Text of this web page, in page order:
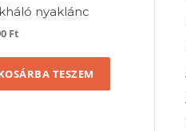
nyaklánc
Ft
TESZEM